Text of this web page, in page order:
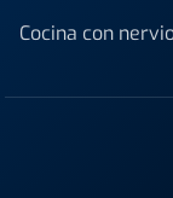
Cocina con